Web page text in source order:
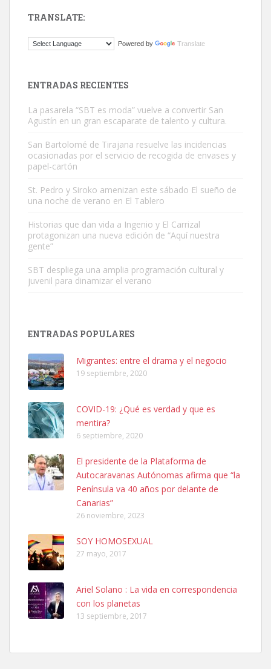
El ayuntamiento se va a llevar a Los Gatos callejeros de la zona los
Gato manso encontrado
Este gato macho ha aparecido en la calle hace menos de un mes,
es muy manso y extremadamente cari...
Leales.org » Gran Canaria
SHIBA PERDIDO AVDA JOSE MESA Y LOPEZ
PERRO MACHO RAZA SHIBA CON MICROCHIP PERDIDO HOY
06/07/2025 ZONA MESA Y LOPEZ. ES MUY ASUSTADIZO
Leales.org » Gran Canaria
6.7.2025
Ninfa perdida
El día 5 se los perdió una ninfa papillera, asustada tiene miedo a la
calle, se perdió por la zon...
TRANSLATE:
Powered by Translate
ENTRADAS RECIENTES
La pasarela “SBT es moda” vuelve a convertir San
Agustín en un gran escaparate de talento y cultura.
San Bartolomé de Tirajana resuelve las incidencias
ocasionadas por el servicio de recogida de envases y
papel-cartón
St. Pedro y Siroko amenizan este sábado El sueño de
una noche de verano en El Tablero
Historias que dan vida a Ingenio y El Carrizal
protagonizan una nueva edición de “Aquí nuestra
gente”
SBT despliega una amplia programación cultural y
juvenil para dinamizar el verano
ENTRADAS POPULARES
Migrantes: entre el drama y el negocio
19 septiembre, 2020
COVID-19: ¿Qué es verdad y que es
mentira?
6 septiembre, 2020
El presidente de la Plataforma de
Autocaravanas Autónomas afirma que “la
Península va 40 años por delante de
Canarias”
26 noviembre, 2023
SOY HOMOSEXUAL
27 mayo, 2017
Ariel Solano : La vida en correspondencia
con los planetas
13 septiembre, 2017